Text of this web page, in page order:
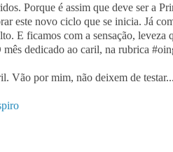
Porque é assim que deve ser a
este novo ciclo que se inicia. Já
E ficamos com a sensação, leveza
dedicado ao caril, na rubrica
Vão por mim, não deixem de